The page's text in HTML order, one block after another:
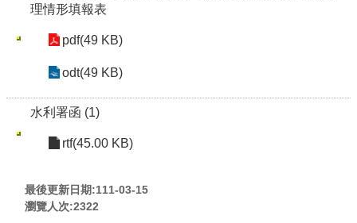
理情形填報表
pdf(49 KB)
odt(49 KB)
水利署函 (1)
rtf(45.00 KB)
最後更新日期:111-03-15
瀏覽人次:2322